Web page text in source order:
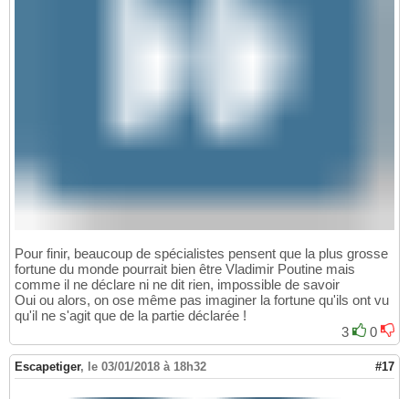
Pour finir, beaucoup de spécialistes pensent que la plus grosse
fortune du monde pourrait bien être Vladimir Poutine mais
comme il ne déclare ni ne dit rien, impossible de savoir
Oui ou alors, on ose même pas imaginer la fortune qu'ils ont vu
qu'il ne s'agit que de la partie déclarée !
3
0
Escapetiger, le 03/01/2018 à 18h32 #17